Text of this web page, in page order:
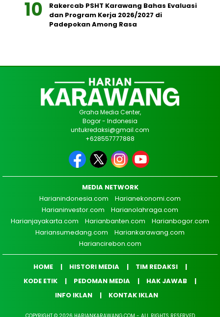
Rakercab PSHT Karawang Bahas Evaluasi
dan Program Kerja 2026/2027 di
Padepokan Among Rasa
Graha Media Center,
Bogor - Indonesia
untukredaksi@gmail.com
+628557777888
MEDIA NETWORK
Harianindonesia.com
Harianekonomi.com
Harianinvestor.com
Harianolahraga.com
Harianjayakarta.com
Harianbanten.com
Harianbogor.com
Hariansumedang.com
Hariankarawang.com
Hariancirebon.com
HOME HISTORI MEDIA
TIM REDAKSI
KODE ETIK
PEDOMAN MEDIA
HAK JAWAB
INFO IKLAN
KONTAK IKLAN